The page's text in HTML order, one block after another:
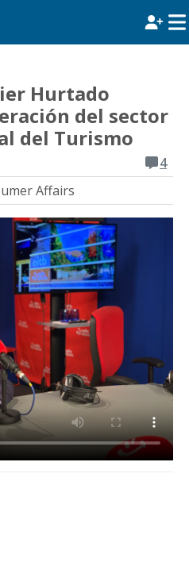
Hurtado
del sector
del Turismo
4
Affairs